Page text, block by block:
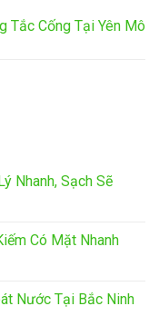
Tắc Cống Tại Yên Mô
Nhanh, Sạch Sẽ
Có Mặt Nhanh
Nước Tại Bắc Ninh